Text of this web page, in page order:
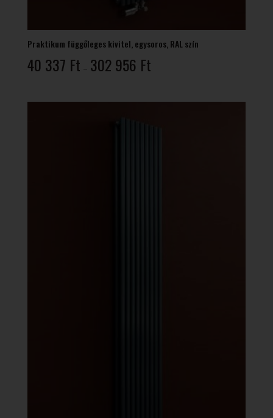
Praktikum függőleges kivitel, egysoros, RAL szín
40 337 Ft – 302 956 Ft40
-